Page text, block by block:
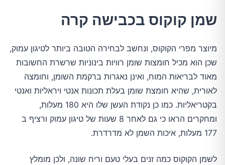
שמן קוקוס בכבישה קרה
מיוצר מפרי הקוקוס, ונחשב לבחירה הטובה ביותר לטיגון עמוק,
שכן הוא מכיל חומצות שומן רוויות בינוניות שרשרת החשובות
מאוד לבריאות המוח, ואינן נאגרות ברקמת השומן, וחומצה
לאורית, שהיא חומצת שומן בעלת תכונות אנטי ויראליות ואנטי
בקטריאליות. כמו כן נקודת העשן שלו היא 180 מעלות,
ומחקרים הראו כי גם לאחר 8 שעות של טיגון עמוק ורציף ב
177 מעלות, איכות השמן לא מדרדרת.
לשמן הקוקוס כמה זנים בעלי טעם וריח שונה, ולכן מומלץ